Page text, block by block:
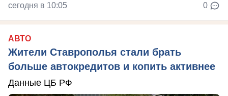
сегодня в 10:05 0
АВТО
Жители Ставрополья стали брать
больше автокредитов и копить активнее
Данные ЦБ РФ